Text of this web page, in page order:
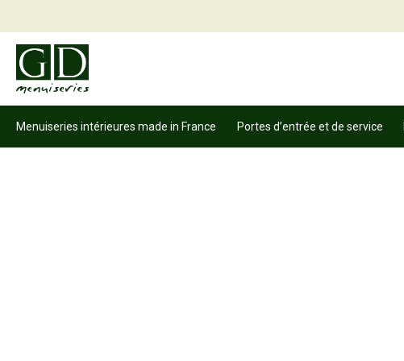
Menuiseries intérieures made in France Portes d’entrée et de service